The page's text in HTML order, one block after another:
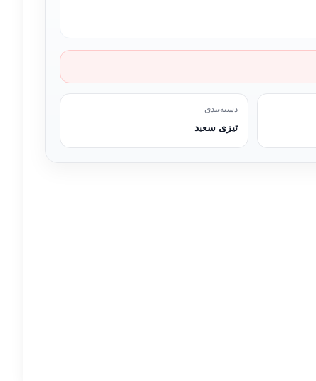
دسته‌بندی
تیزی سعید